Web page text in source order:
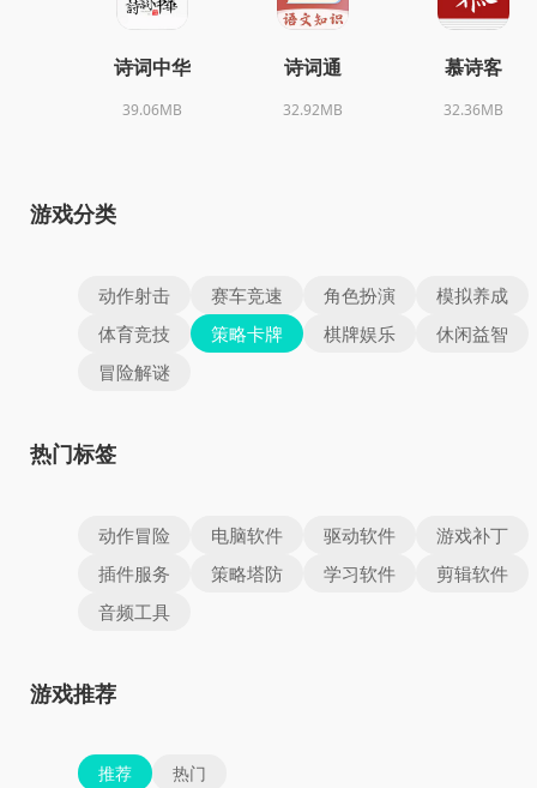
诗词中华
39.06MB
诗词通
32.92MB
慕诗客
32.36MB
游戏分类
动作射击 赛车竞速 角色扮演
模拟养成
体育竞技
策略卡牌 棋牌娱乐
休闲益智
冒险解谜
热门标签
动作冒险 电脑软件 驱动软件
游戏补丁
插件服务
策略塔防 学习软件
剪辑软件
音频工具
游戏推荐
推荐 热门